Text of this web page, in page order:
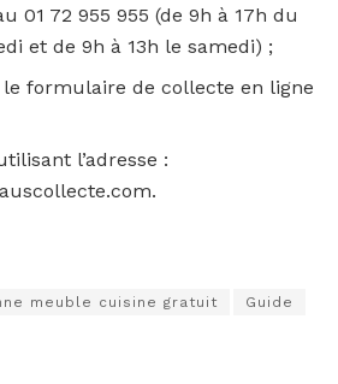
01 72 955 955 (de 9h à 17h du
et de 9h à 13h le samedi) ;
formulaire de collecte en ligne
l’adresse :
meuble cuisine gratuit Guide